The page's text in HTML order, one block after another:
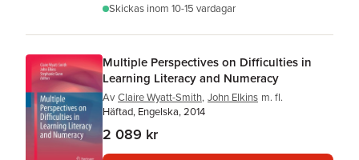
Skickas inom 10-15 vardagar
Multiple Perspectives on Difficulties in
Learning Literacy and Numeracy
Av Claire Wyatt-Smith, John Elkins m. fl.
Häftad, Engelska, 2014
2 089 kr